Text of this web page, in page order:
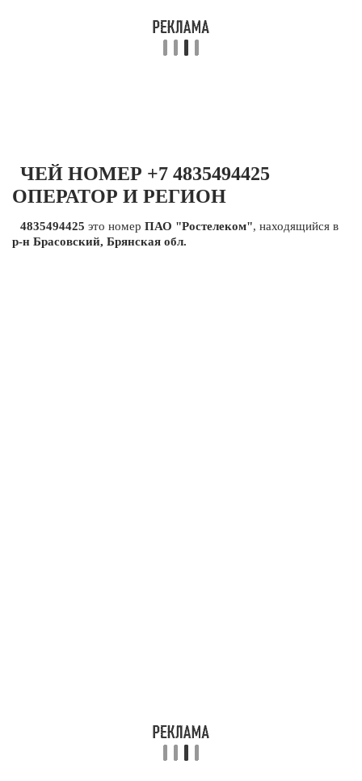
ЧЕЙ НОМЕР +7 4835494425
ОПЕРАТОР И РЕГИОН
4835494425 это номер ПАО "Ростелеком", находящийся в
р-н Брасовский, Брянская обл.